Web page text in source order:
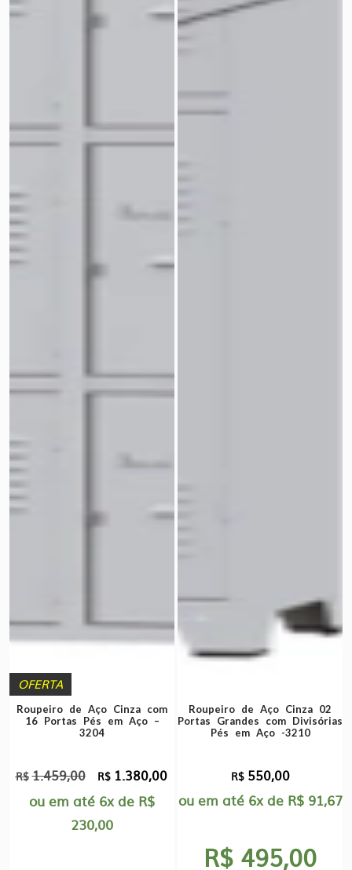
OFERTA
Roupeiro de Aço Cinza com
16 Portas Pés em Aço –
3204
R$ 1.459,00
O
preço
original
R$ 1.380,00
preço
ou em até 6x de R$
230,00
Roupeiro de Aço Cinza 02
Portas Grandes com Divisórias
Pés em Aço -3210
R$ 550,00
ou em até 6x de R$ 91,67
R$ 495,00